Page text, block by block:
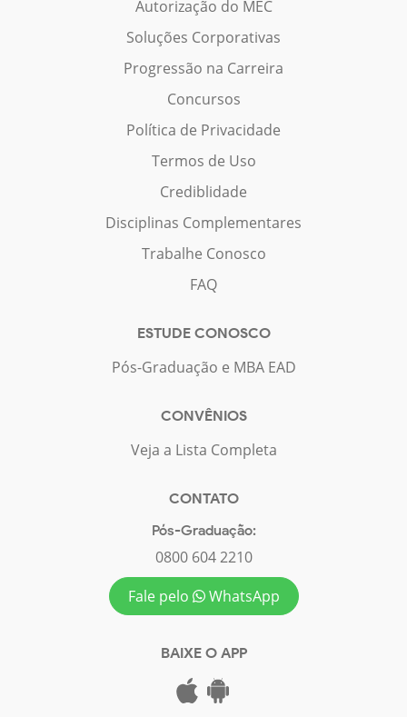
Autorização do MEC
Soluções Corporativas
Progressão na Carreira
Concursos
Política de Privacidade
Termos de Uso
Crediblidade
Disciplinas Complementares
Trabalhe Conosco
FAQ
ESTUDE CONOSCO
Pós-Graduação e MBA EAD
CONVÊNIOS
Veja a Lista Completa
CONTATO
Pós-Graduação:
0800 604 2210
Fale pelo
WhatsApp
BAIXE O APP